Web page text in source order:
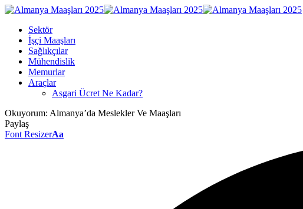
Sektör
İşçi Maaşları
Sağlıkçılar
Mühendislik
Memurlar
Araçlar
Asgari Ücret Ne Kadar?
Okuyorum: Almanya’da Meslekler Ve Maaşları
Paylaş
Font ResizerAa